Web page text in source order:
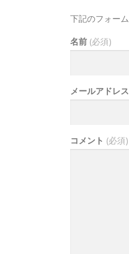
下記のフォー
名前 (必須)
メールアドレス
コメント (必須)